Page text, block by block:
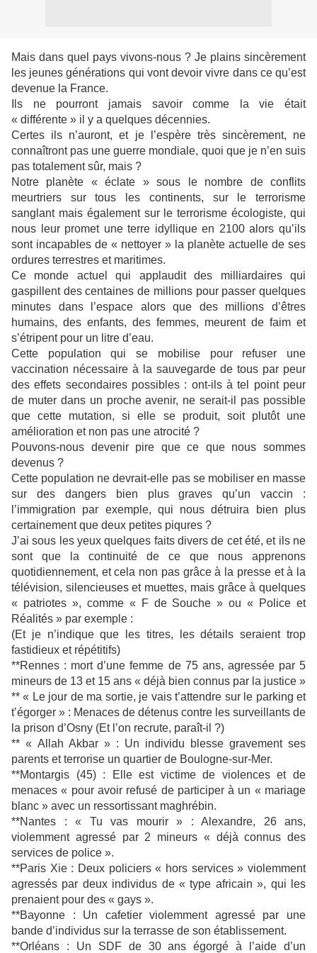
Mais dans quel pays vivons-nous ? Je plains sincèrement
les jeunes générations qui vont devoir vivre dans ce qu’est
devenue la France.
Ils ne pourront jamais savoir comme la vie était
« différente » il y a quelques décennies.
Certes ils n’auront, et je l’espère très sincèrement, ne
connaîtront pas une guerre mondiale, quoi que je n’en suis
pas totalement sûr, mais ?
Notre planète « éclate » sous le nombre de conflits
meurtriers sur tous les continents, sur le terrorisme
sanglant mais également sur le terrorisme écologiste, qui
nous leur promet une terre idyllique en 2100 alors qu’ils
sont incapables de « nettoyer » la planète actuelle de ses
ordures terrestres et maritimes.
Ce monde actuel qui applaudit des milliardaires qui
gaspillent des centaines de millions pour passer quelques
minutes dans l’espace alors que des millions d’êtres
humains, des enfants, des femmes, meurent de faim et
s’étripent pour un litre d’eau.
Cette population qui se mobilise pour refuser une
vaccination nécessaire à la sauvegarde de tous par peur
des effets secondaires possibles : ont-ils à tel point peur
de muter dans un proche avenir, ne serait-il pas possible
que cette mutation, si elle se produit, soit plutôt une
amélioration et non pas une atrocité ?
Pouvons-nous devenir pire que ce que nous sommes
devenus ?
Cette population ne devrait-elle pas se mobiliser en masse
sur des dangers bien plus graves qu’un vaccin :
l’immigration par exemple, qui nous détruira bien plus
certainement que deux petites piqures ?
J’ai sous les yeux quelques faits divers de cet été, et ils ne
sont que la continuité de ce que nous apprenons
quotidiennement, et cela non pas grâce à la presse et à la
télévision, silencieuses et muettes, mais grâce à quelques
« patriotes », comme « F de Souche » ou « Police et
Réalités » par exemple :
(Et je n’indique que les titres, les détails seraient trop
fastidieux et répétitifs)
**Rennes : mort d’une femme de 75 ans, agressée par 5
mineurs de 13 et 15 ans « déjà bien connus par la justice »
** « Le jour de ma sortie, je vais t’attendre sur le parking et
t’égorger » : Menaces de détenus contre les surveillants de
la prison d’Osny (Et l’on recrute, paraît-il ?)
** « Allah Akbar » : Un individu blesse gravement ses
parents et terrorise un quartier de Boulogne-sur-Mer.
**Montargis (45) : Elle est victime de violences et de
menaces « pour avoir refusé de participer à un « mariage
blanc » avec un ressortissant maghrébin.
**Nantes : « Tu vas mourir » : Alexandre, 26 ans,
violemment agressé par 2 mineurs « déjà connus des
services de police ».
**Paris Xie : Deux policiers « hors services » violemment
agressés par deux individus de « type africain », qui les
prenaient pour des « gays ».
**Bayonne : Un cafetier violemment agressé par une
bande d’individus sur la terrasse de son établissement.
**Orléans : Un SDF de 30 ans égorgé à l’aide d’un